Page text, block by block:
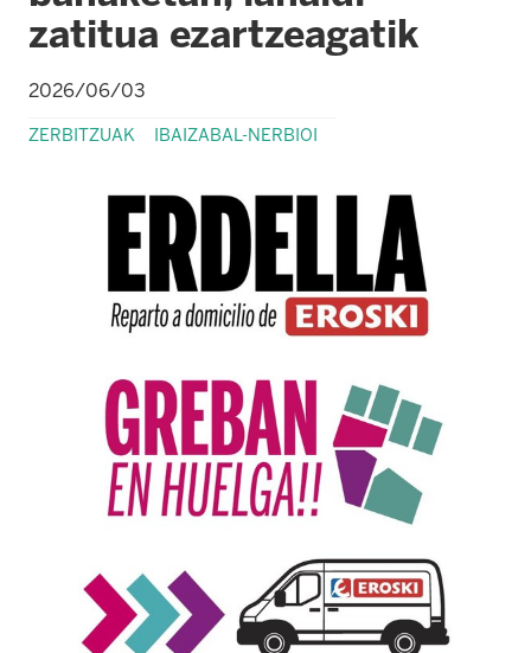
zatitua ezartzeagatik
2026/06/03
ZERBITZUAK IBAIZABAL-NERBIOI